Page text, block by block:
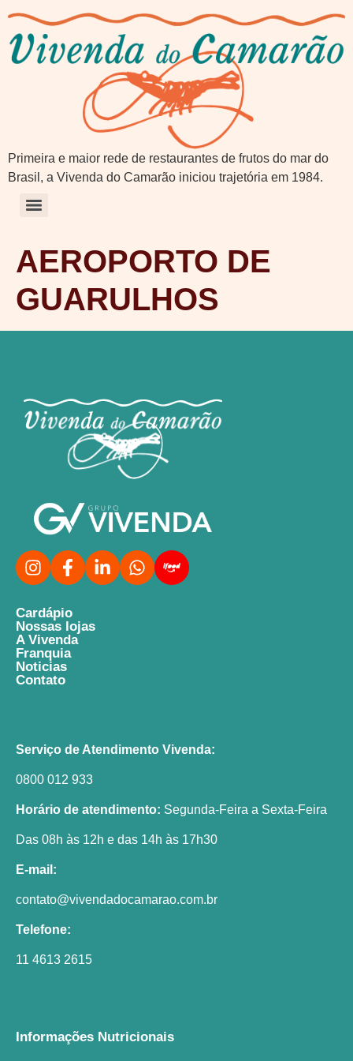
Primeira e maior rede de restaurantes de frutos do mar do
Brasil, a Vivenda do Camarão iniciou trajetória em 1984.
AEROPORTO DE
GUARULHOS
Cardápio
Nossas lojas
A Vivenda
Franquia
Noticias
Contato
Serviço de Atendimento Vivenda:
0800 012 933
Horário de atendimento: Segunda-Feira a Sexta-Feira
Das 08h às 12h e das 14h às 17h30
E-mail:
contato@vivendadocamarao.com.br
Telefone:
11 4613 2615
Informações Nutricionais